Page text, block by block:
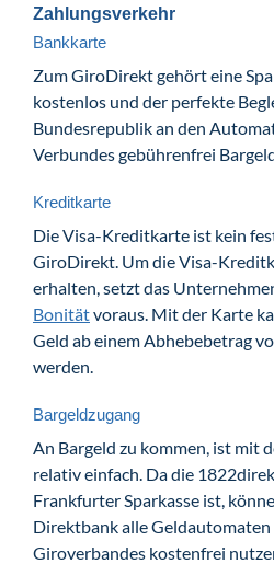
Zahlungsverkehr
Bankkarte
Zum GiroDirekt gehört eine
kostenlos und der perfekte
Bundesrepublik an den
Verbundes gebührenfrei
Kreditkarte
Die Visa-Kreditkarte ist kein
GiroDirekt. Um die Visa-
erhalten, setzt das
Bonitätvoraus. Mit der Karte
Geld ab einem Abhebebetrag
werden.
Bargeldzugang
An Bargeld zu kommen, ist mit
relativ einfach. Da die
Frankfurter Sparkasse ist,
Direktbank alle Geldautomaten
Giroverbandes kostenfrei